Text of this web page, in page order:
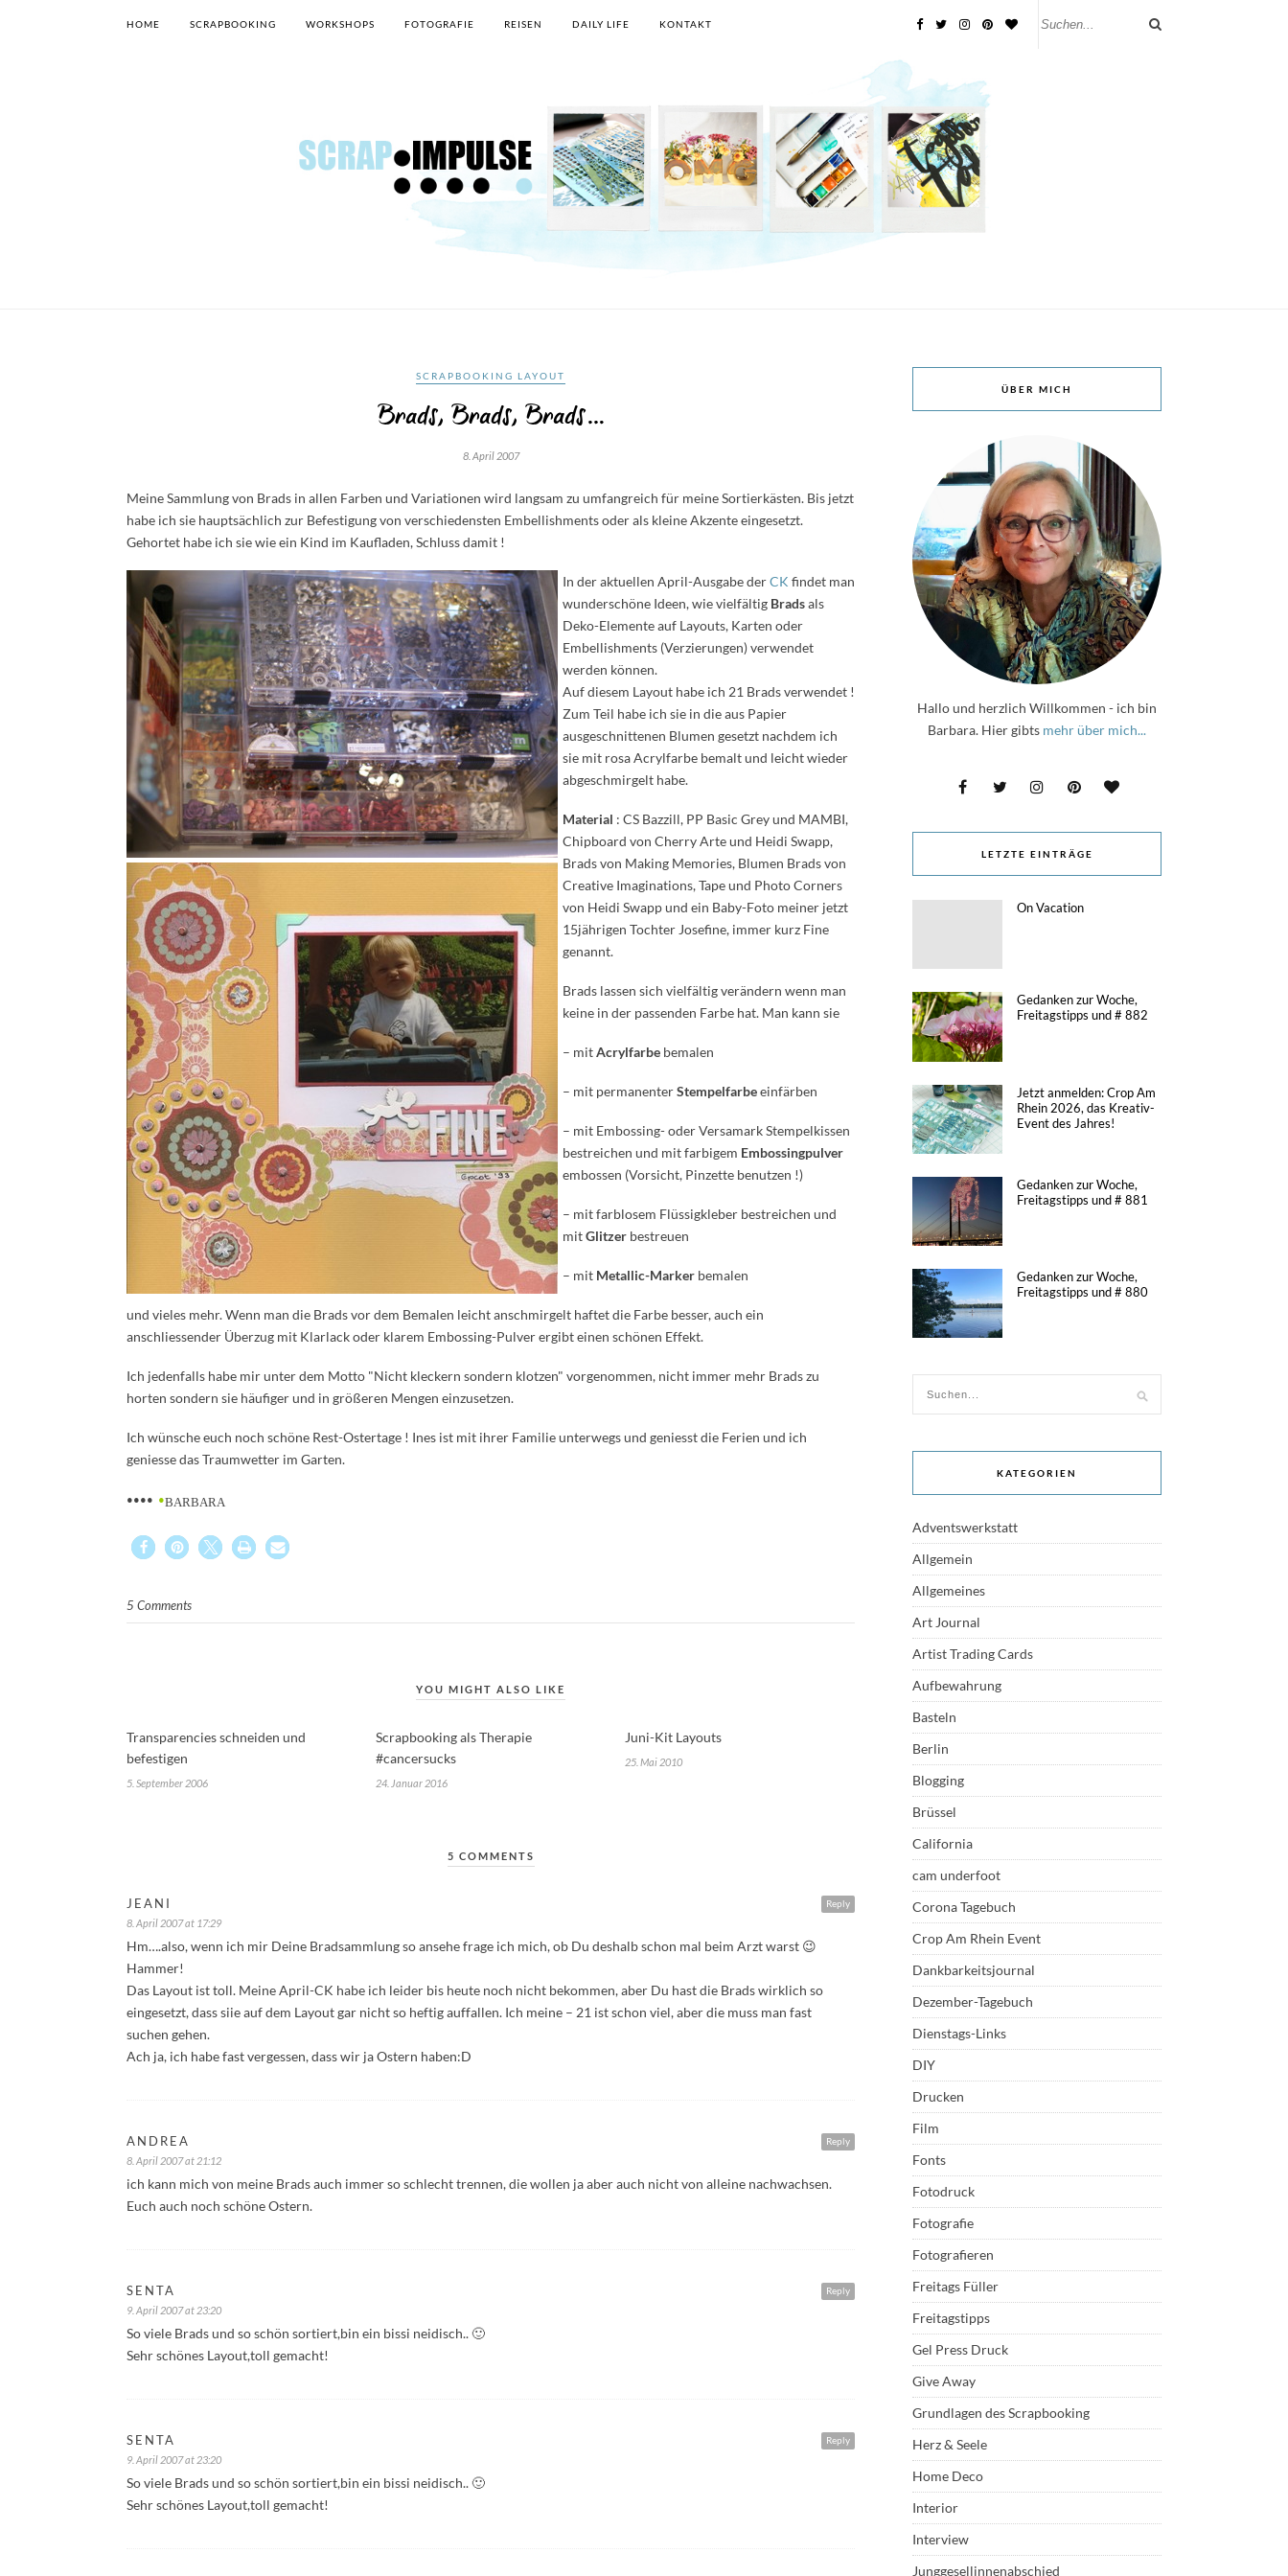
HOME SCRAPBOOKING WORKSHOPS FOTOGRAFIE REISEN DAILY LIFE KONTAKT
SCRAPBOOKING LAYOUT
Brads, Brads, Brads…
8. April 2007
Meine Sammlung von Brads in allen Farben und Variationen wird langsam zu umfangreich für meine Sortierkästen. Bis jetzt
habe ich sie hauptsächlich zur Befestigung von verschiedensten Embellishments oder als kleine Akzente eingesetzt.
Gehortet habe ich sie wie ein Kind im Kaufladen, Schluss damit !
In der aktuellen April-Ausgabe derCK findet man
wunderschöne Ideen, wie vielfältig Bradsals
Deko-Elemente auf Layouts, Karten oder
Embellishments (Verzierungen) verwendet
werden können.
Auf diesem Layout habe ich 21 Brads verwendet !
Zum Teil habe ich sie in die aus Papier
ausgeschnittenen Blumen gesetzt nachdem ich
sie mit rosa Acrylfarbe bemalt und leicht wieder
abgeschmirgelt habe.
Material : CS Bazzill, PP Basic Grey und MAMBI,
Chipboard von Cherry Arte und Heidi Swapp,
Brads von Making Memories, Blumen Brads von
Creative Imaginations, Tape und Photo Corners
von Heidi Swapp und ein Baby-Foto meiner jetzt
15jährigen Tochter Josefine, immer kurz Fine
genannt.
Brads lassen sich vielfältig verändern wenn man
keine in der passenden Farbe hat. Man kann sie
– mitAcrylfarbe bemalen
– mit permanenterStempelfarbeeinfärben
– mit Embossing- oder Versamark Stempelkissen
bestreichen und mit farbigem Embossingpulver
embossen (Vorsicht, Pinzette benutzen !)
– mit farblosem Flüssigkleber bestreichen und
mitGlitzer bestreuen
– mit Metallic-Marker bemalen
und vieles mehr. Wenn man die Brads vor dem Bemalen leicht anschmirgelt haftet die Farbe besser, auch ein
anschliessender Überzug mit Klarlack oder klarem Embossing-Pulver ergibt einen schönen Effekt.
Ich jedenfalls habe mir unter dem Motto "Nicht kleckern sondern klotzen" vorgenommen, nicht immer mehr Brads zu
horten sondern sie häufiger und in größeren Mengen einzusetzen.
Ich wünsche euch noch schöne Rest-Ostertage ! Ines ist mit ihrer Familie unterwegs und geniesst die Ferien und ich
geniesse das Traumwetter im Garten.
•••• •BARBARA
5 Comments
YOU MIGHT ALSO LIKE
Transparencies schneiden und
befestigen
5. September 2006
Scrapbooking als Therapie
#cancersucks
24. Januar 2016
Juni-Kit Layouts
25. Mai 2010
5 COMMENTS
Reply
JEANI
8. April 2007 at 17:29
Hm….also, wenn ich mir Deine Bradsammlung so ansehe frage ich mich, ob Du deshalb schon mal beim Arzt warst 😉
Hammer!
Das Layout ist toll. Meine April-CK habe ich leider bis heute noch nicht bekommen, aber Du hast die Brads wirklich so
eingesetzt, dass siie auf dem Layout gar nicht so heftig auffallen. Ich meine – 21 ist schon viel, aber die muss man fast
suchen gehen.
Ach ja, ich habe fast vergessen, dass wir ja Ostern haben:D
Reply
ANDREA
8. April 2007 at 21:12
ich kann mich von meine Brads auch immer so schlecht trennen, die wollen ja aber auch nicht von alleine nachwachsen.
Euch auch noch schöne Ostern.
Reply
SENTA
9. April 2007 at 23:20
So viele Brads und so schön sortiert,bin ein bissi neidisch.. 🙂
Sehr schönes Layout,toll gemacht!
Reply
SENTA
9. April 2007 at 23:20
So viele Brads und so schön sortiert,bin ein bissi neidisch.. 🙂
Sehr schönes Layout,toll gemacht!
ÜBER MICH
Hallo und herzlich Willkommen - ich bin
Barbara. Hier gibts mehr über mich...
LETZTE EINTRÄGE
On Vacation
Gedanken zur Woche,
Freitagstipps und # 882
Jetzt anmelden: Crop Am
Rhein 2026, das Kreativ-
Event des Jahres!
Gedanken zur Woche,
Freitagstipps und # 881
Gedanken zur Woche,
Freitagstipps und # 880
KATEGORIEN
Adventswerkstatt
Allgemein
Allgemeines
Art Journal
Artist Trading Cards
Aufbewahrung
Basteln
Berlin
Blogging
Brüssel
California
cam underfoot
Corona Tagebuch
Crop Am Rhein Event
Dankbarkeitsjournal
Dezember-Tagebuch
Dienstags-Links
DIY
Drucken
Film
Fonts
Fotodruck
Fotografie
Fotografieren
Freitags Füller
Freitagstipps
Gel Press Druck
Give Away
Grundlagen des Scrapbooking
Herz & Seele
Home Deco
Interior
Interview
Junggesellinnenabschied